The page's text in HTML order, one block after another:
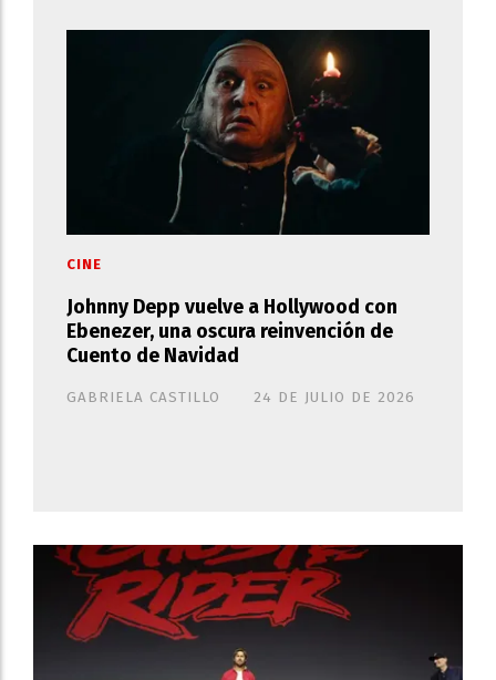
Johnny Depp vuelve a Hollywood con
Ebenezer, una oscura reinvención de
Cuento de Navidad
GABRIELA CASTILLO
CINE
24 DE JULIO DE 2026